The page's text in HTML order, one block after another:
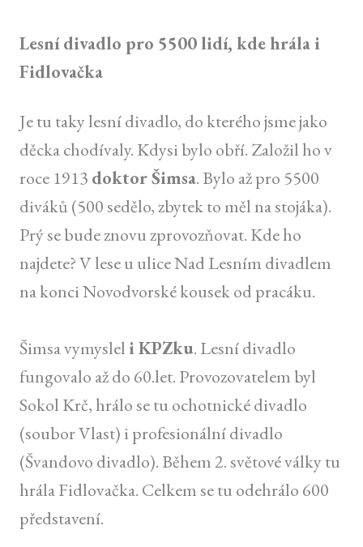
Lesní divadlo pro 5500 lidí, kde hrála i
Fidlovačka
Je tu taky lesní divadlo, do kterého jsme jako
děcka chodívaly. Kdysi bylo obří. Založil ho v
roce 1913 doktor Šimsa. Bylo až pro 5500
diváků (500 sedělo, zbytek to měl na stojáka).
Prý se bude znovu zprovozňovat. Kde ho
najdete? V lese u ulice Nad Lesním divadlem
na konci Novodvorské kousek od pracáku.
Šimsa vymyslel i KPZku. Lesní divadlo
fungovalo až do 60.let. Provozovatelem byl
Sokol Krč, hrálo se tu ochotnické divadlo
(soubor Vlast) i profesionální divadlo
(Švandovo divadlo). Během 2. světové války tu
hrála Fidlovačka. Celkem se tu odehrálo 600
představení.